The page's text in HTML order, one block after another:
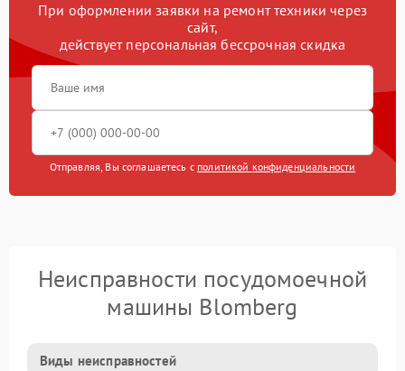
При оформлении заявки на ремонт техники через
сайт,
действует персональная бессрочная скидка
Отправляя, Вы соглашаетесь с политикой конфиденциальности
Неисправности посудомоечной
машины Blomberg
Виды неисправностей